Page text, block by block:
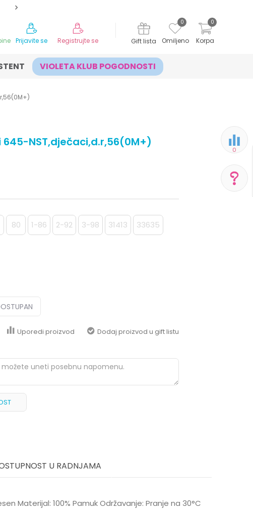
Korpa
0
Omiljeno
0
Gift lista
Prijavite se Registrujte se
VIOLETA KLUB POGODNOSTI
0
645-NST,dječaci,d.r,56(0M+)
80 1-86 2-92 3-98 31413 33635
Uporedi proizvod Dodaj proizvod u gift listu
Za više informacija,
pomoć i porudžbine
U RADNJAMA
Materijal: 100% Pamuk Održavanje: Pranje na 30°C